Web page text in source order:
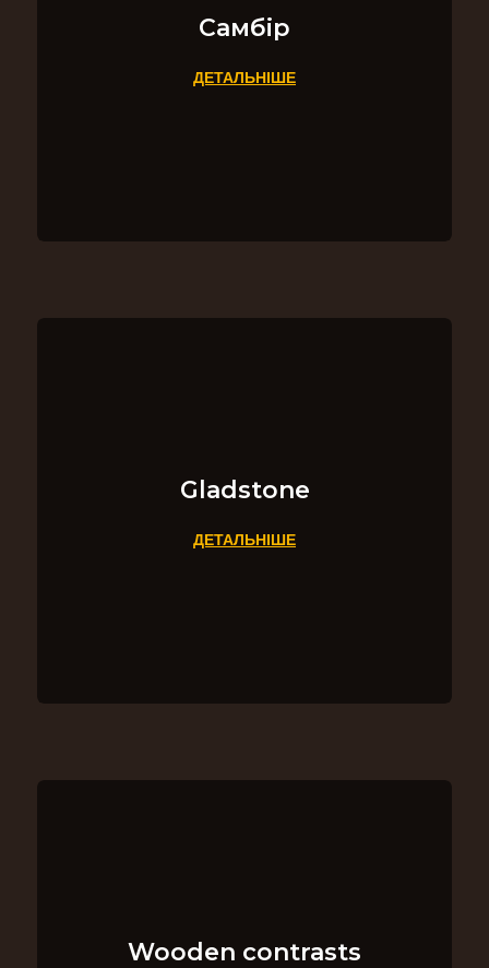
Самбір
ДЕТАЛЬНІШЕ
Gladstone
ДЕТАЛЬНІШЕ
Wooden contrasts